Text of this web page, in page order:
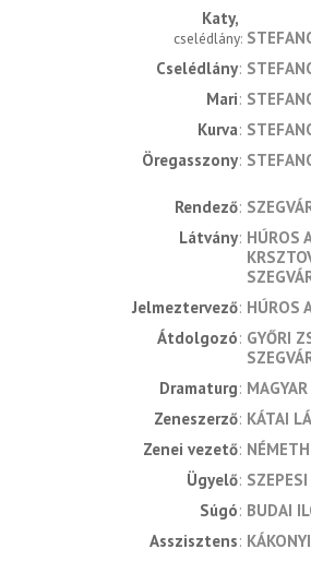
Katy
cselédlány
Cselédlány
Mari
Kurva
Öregasszony
rendező
látvány HÚROS
jelmeztervező HÚROS
átdolgozó GYŐRI
dramaturg
zeneszerző KÁTAI
zenei vezető
ügyelő
súgó BUDAI
asszisztens